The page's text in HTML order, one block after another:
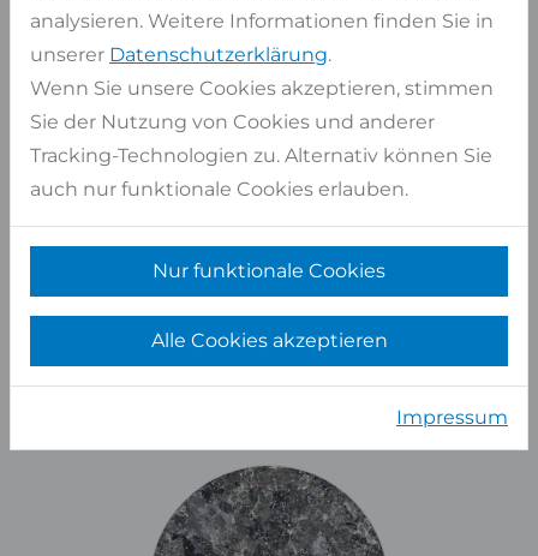
Ähnliche Materialien
FÜR BLACK PEARL
analysieren. Weitere Informationen finden Sie in
unserer Datenschutzerklärung.
Wenn Sie unsere Cookies akzeptieren, stimmen
Sie der Nutzung von Cookies und anderer
Tracking-Technologien zu. Alternativ können Sie
auch nur funktionale Cookies erlauben.
Nur funktionale Cookies
Alle Cookies akzeptieren
Impressum